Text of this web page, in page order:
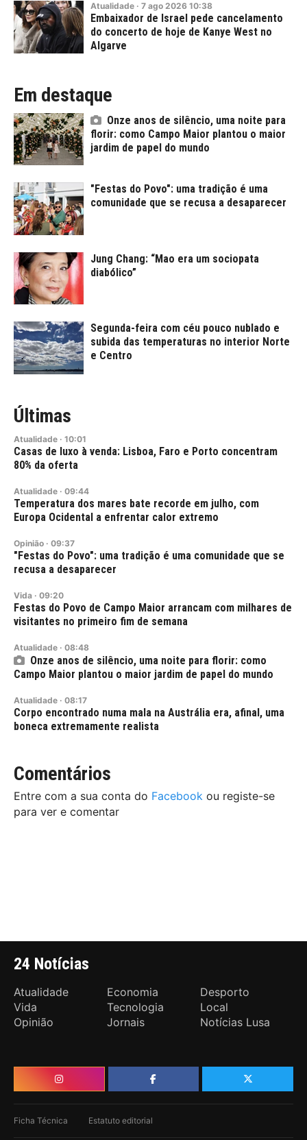
Atualidade · 7 ago 2026 10:38
Embaixador de Israel pede cancelamento
do concerto de hoje de Kanye West no
Algarve
Em destaque
Onze anos de silêncio, uma noite para
florir: como Campo Maior plantou o maior
jardim de papel do mundo
"Festas do Povo": uma tradição é uma
comunidade que se recusa a desaparecer
Jung Chang: “Mao era um sociopata
diabólico”
Segunda-feira com céu pouco nublado e
subida das temperaturas no interior Norte
e Centro
Últimas
Atualidade · 10:01
Casas de luxo à venda: Lisboa, Faro e Porto concentram
80% da oferta
Atualidade · 09:44
Temperatura dos mares bate recorde em julho, com
Europa Ocidental a enfrentar calor extremo
Opinião · 09:37
"Festas do Povo": uma tradição é uma comunidade que se
recusa a desaparecer
Vida · 09:20
Festas do Povo de Campo Maior arrancam com milhares de
visitantes no primeiro fim de semana
Atualidade · 08:48
Onze anos de silêncio, uma noite para florir: como
Campo Maior plantou o maior jardim de papel do mundo
Atualidade · 08:17
Corpo encontrado numa mala na Austrália era, afinal, uma
boneca extremamente realista
Comentários
Entre com a sua conta do Facebook ou registe-se
para ver e comentar
24 Notícias
Atualidade Economia
Desporto
Vida
Tecnologia
Local
Opinião
Jornais Notícias Lusa
Ficha Técnica Estatuto editorial